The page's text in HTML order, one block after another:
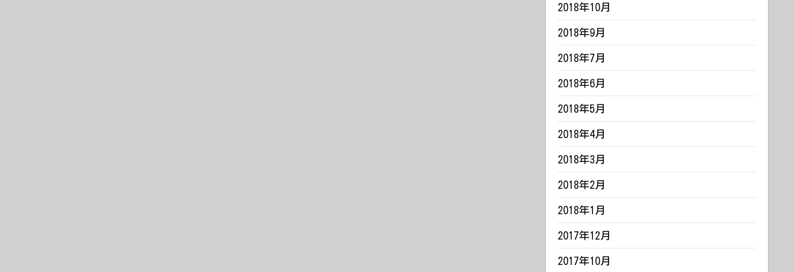
2018年10月
2018年9月
2018年7月
2018年6月
2018年5月
2018年4月
2018年3月
2018年2月
2018年1月
2017年12月
2017年10月